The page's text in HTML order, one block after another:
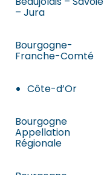
– Jura
Bourgogne-
Franche-Comté
Côte-d’Or
Bourgogne
Appellation
Régionale